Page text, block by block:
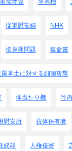
の如何を問わず、
、又治安維持会員
いえども容赦せざる
です
挙に際し反抗し又
あるものも含む)
従軍慰安婦 NHK
挺身隊問題 復命書
国本土に対する細菌攻撃
体当たり機 竹
慰安所 抗体保有者
奴隷 人権侵害